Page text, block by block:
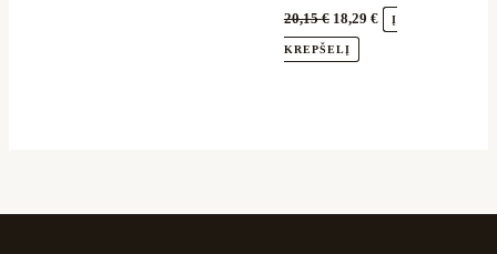
20,15€ 18,29 € Į
KREPŠELĮ